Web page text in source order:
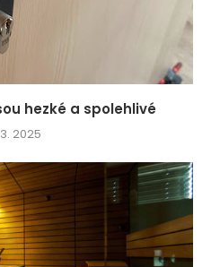
hezké a spolehlivé
2025